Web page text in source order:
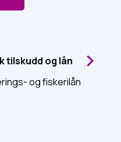
tilskudd og lån
og fiskerilån